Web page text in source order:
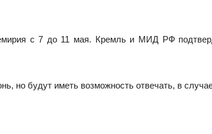
с 7 до 11 мая. Кремль и МИД РФ
но будут иметь возможность отвечать, в